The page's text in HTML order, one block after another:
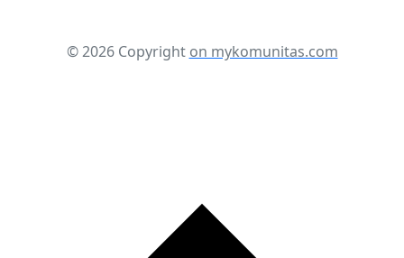
© 2026 Copyright on mykomunitas.com